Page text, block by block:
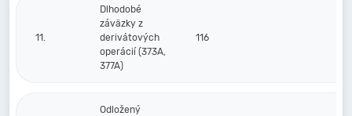
11.
Dlhodobé
záväzky z
derivátových
operácií (373A,
377A)
116
Odložený